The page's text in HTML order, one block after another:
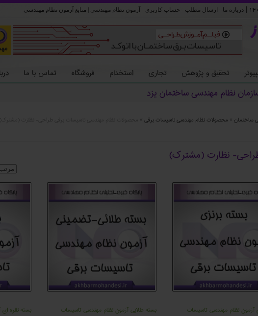
| درباره ما ارسال مطلب حساب کاربری آزمون نظام مهندسی | منابع آزمون نظام مهندسی
تحقیق و پژوهش تجاری استخدام فروشگاه تماس با ما
نظام مهندسی ساختمان یزد
ساختمان محصولات نظام مهندسی تاسیسات برقی
نظارت (مشترک)
آزمون نظام مهندسی تاسیسات
بسته طلايی آزمون نظام مهندسی تاسیسات
بسته نقره